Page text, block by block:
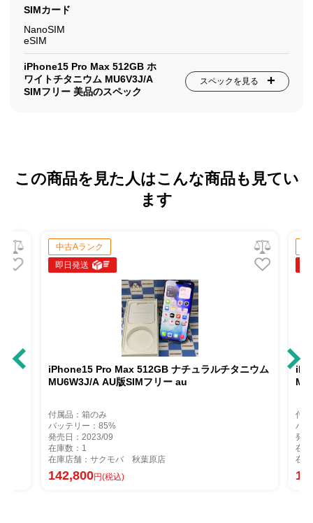
SIMカード
NanoSIM
eSIM
iPhone15 Pro Max 512GB ホ
ワイトチタニウム MU6V3J/A
SIMフリー 美品のスペック
スペックを見る
この商品を見た人はこんな商品も見てい
ます
512GB ナチュラルチタニウム
SIMフリー au
iPhone15 Pro Max 256GB ブ
MU6P3J/A SoftBank版SIMフ